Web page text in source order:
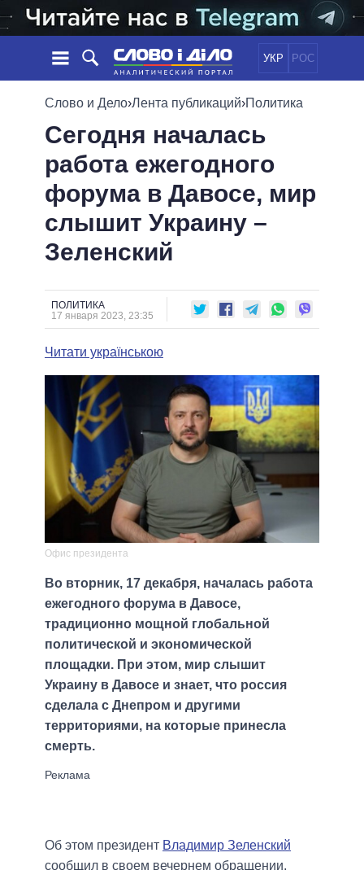
УКР РОС
НОВОСТИ
ЛЕНТА
СОБЫТИЯ
СТАТЬИ
МНЕНИЯ
ОБЗОРЫ
ДАЙДЖЕСТЫ
ПОЛИТИКА
ЭКОНОМИКА
ОБЩЕСТВО
ОБЕЩАНИЯ
ПОЛИТИКИ
ВСЕ ПОЛИТИКИ
ПРЕЗИДЕНТ И ОФИС
ВЕРХОВНАЯ РАДА
ГЛАВЫ ОБЛАДМИНИСТРАЦИЙ
МЭРЫ
ВСЕ ПЕРСОНЫ
ИНФОГРАФИКА
ВИДЕО
СРАВНЕНИЕ ПОЛИТИКОВ
Слово и Дело›Лента публикаций›Политика
Сегодня началась
работа ежегодного
форума в Давосе, мир
слышит Украину –
Зеленский
ПОЛИТИКА
17 января 2023, 23:35
Читати українською
Офис президента
Во вторник, 17 декабря, началась работа
ежегодного форума в Давосе,
традиционно мощной глобальной
политической и экономической
площадки. При этом, мир слышит
Украину в Давосе и знает, что россия
сделала с Днепром и другими
территориями, на которые принесла
смерть.
Об этом президент Владимир Зеленский
сообщил в своем вечернем обращении.